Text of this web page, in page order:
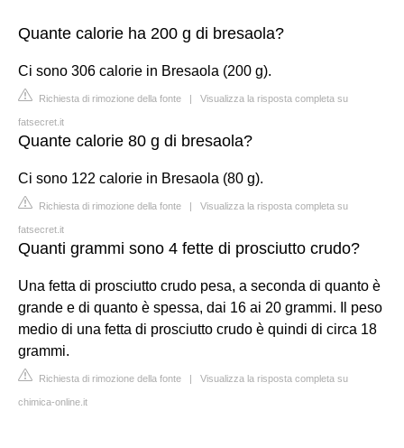
Quante calorie ha 200 g di bresaola?
Ci sono 306 calorie in Bresaola (200 g).
Richiesta di rimozione della fonte | Visualizza la risposta completa su
fatsecret.it
Quante calorie 80 g di bresaola?
Ci sono 122 calorie in Bresaola (80 g).
Richiesta di rimozione della fonte | Visualizza la risposta completa su
fatsecret.it
Quanti grammi sono 4 fette di prosciutto crudo?
Una fetta di prosciutto crudo pesa, a seconda di quanto è
grande e di quanto è spessa, dai 16 ai 20 grammi. Il peso
medio di una fetta di prosciutto crudo è quindi di circa 18
grammi.
Richiesta di rimozione della fonte | Visualizza la risposta completa su
chimica-online.it